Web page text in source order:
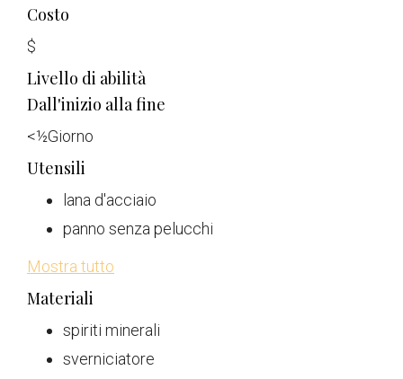
Costo
$
Livello di abilità
Dall'inizio alla fine
<½Giorno
Utensili
lana d'acciaio
panno senza pelucchi
Mostra tutto
Materiali
spiriti minerali
sverniciatore